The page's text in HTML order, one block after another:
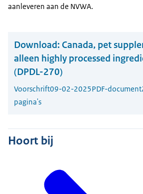
aanleveren aan de NVWA.
Download: Canada, pet
alleen highly processed
(DPDL-270)
Voorschrift09-02-2025PDF-document
pagina's
Hoort bij